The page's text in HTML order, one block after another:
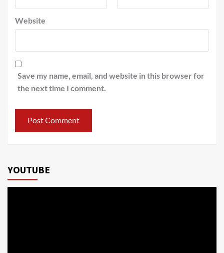
Website
Save my name, email, and website in this browser for
the next time I comment.
YOUTUBE